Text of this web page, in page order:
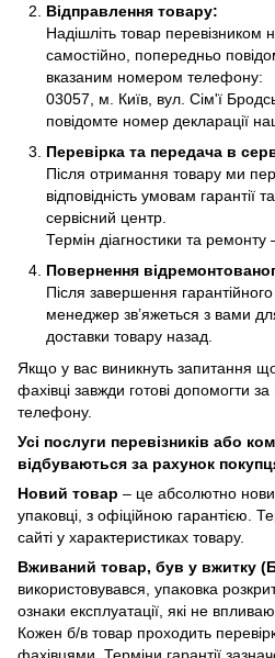
Відправлення товару:
Надішліть товар перевізником
самостійно, попередньо
вказаним номером телефону:
03057, м. Київ, вул. Сім'ї
повідомте номер декларації
Перевірка та передача в
Після отримання товару ми
відповідність умовам гарантії
сервісний центр.
Термін діагностики та ремонту
Повернення
Після завершення
менеджер зв’яжеться з вами
доставки товару назад.
Якщо у вас виникнуть запитання
фахівці завжди готові допомогти
телефону.
Усі послуги перевізників або
відбуваються за рахунок
Новий товар – це абсолютно
упаковці, з офіційною гарантією.
сайті у характеристиках товару.
Вживаний товар, був у вжитку
використовувався, упаковка
ознаки експлуатації, які не
Кожен б/в товар проходить
фахівцями. Терміни гарантії